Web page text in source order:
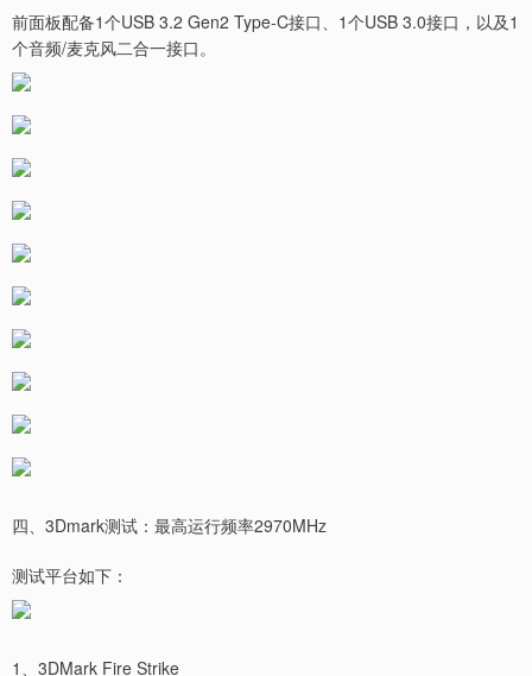
前面板配备1个USB 3.2 Gen2 Type-C接口、1个USB 3.0接口，以及1
个音频/麦克风二合一接口。
四、3Dmark测试：最高运行频率2970MHz
测试平台如下：
1、3DMark Fire Strike